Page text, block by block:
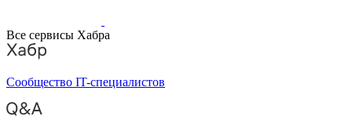
Все сервисы Хабра
Сообщество IT-специалистов